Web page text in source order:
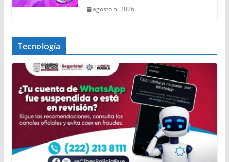
agosto 5, 2026
Tecnología